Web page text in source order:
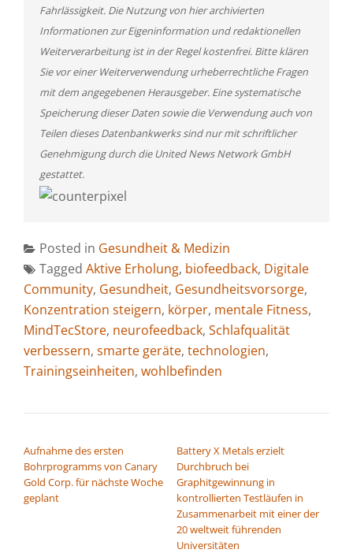
Fahrlässigkeit. Die Nutzung von hier archivierten
Informationen zur Eigeninformation und redaktionellen
Weiterverarbeitung ist in der Regel kostenfrei. Bitte klären
Sie vor einer Weiterverwendung urheberrechtliche Fragen
mit dem angegebenen Herausgeber. Eine systematische
Speicherung dieser Daten sowie die Verwendung auch von
Teilen dieses Datenbankwerks sind nur mit schriftlicher
Genehmigung durch die United News Network GmbH
gestattet.
Posted in Gesundheit & Medizin
Tagged Aktive Erholung, biofeedback, Digitale
Community, Gesundheit, Gesundheitsvorsorge,
Konzentration steigern, körper, mentale Fitness,
MindTecStore, neurofeedback, Schlafqualität
verbessern, smarte geräte, technologien,
Trainingseinheiten, wohlbefinden
Aufnahme des ersten
Bohrprogramms von Canary
Gold Corp. für nächste Woche
geplant
Battery X Metals erzielt
Durchbruch bei
Graphitgewinnung in
kontrollierten Testläufen in
Zusammenarbeit mit einer der
20 weltweit führenden
Universitäten